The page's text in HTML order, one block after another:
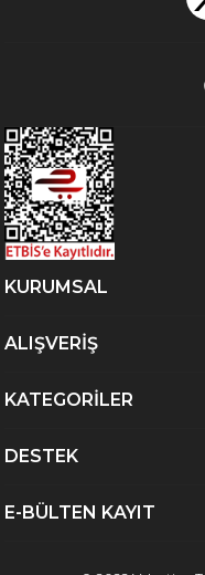
KURUMSAL
ALIŞVERİŞ
KATEGORİLER
DESTEK
E-BÜLTEN KAYIT